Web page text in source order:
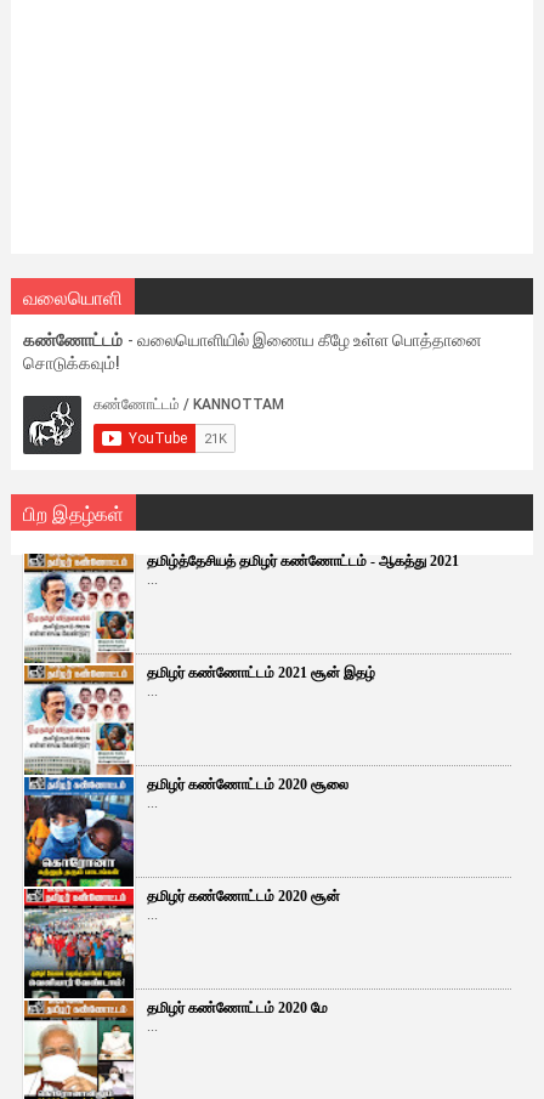
வலையொளி
கண்ணோட்டம் - வலையொளியில் இணைய கீழே உள்ள பொத்தானை
சொடுக்கவும்!
பிற இதழ்கள்
தமிழ்த்தேசியத் தமிழர் கண்ணோட்டம் - ஆகத்து 2021
...
தமிழர் கண்ணோட்டம் 2021 சூன் இதழ்
...
தமிழர் கண்ணோட்டம் 2020 சூலை
...
தமிழர் கண்ணோட்டம் 2020 சூன்
...
தமிழர் கண்ணோட்டம் 2020 மே
...